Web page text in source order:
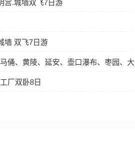
宫.城墙双飞7日游
墙 双飞7日游
俑、黄陵、延安、壶口瀑布、枣园、大
厂双卧8日